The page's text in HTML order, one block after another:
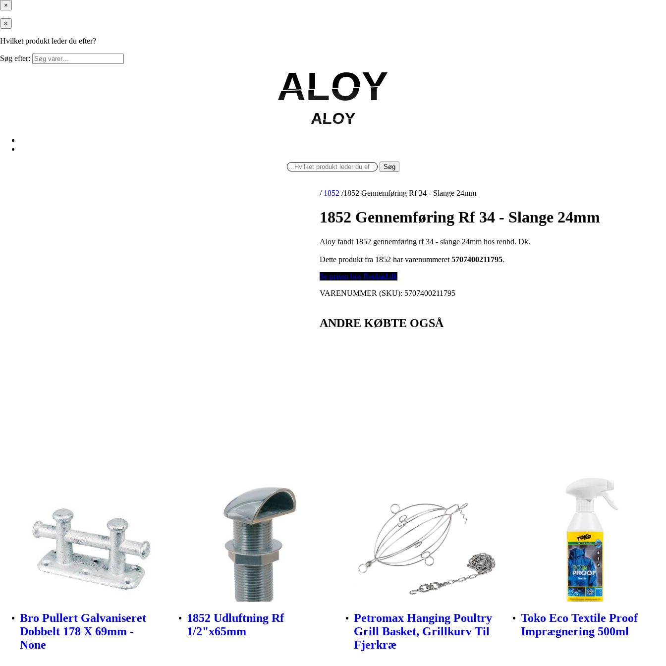
×
×
Hvilket produkt leder du efter?
Søg efter:
ALOY
ALOY
ALOY
ALOY
Søg
/ 1852 /1852 Gennemføring Rf 34 - Slange 24mm
1852 Gennemføring Rf 34 - Slange 24mm
Aloy fandt 1852 gennemføring rf 34 - slange 24mm hos renbd. Dk.
Dette produkt fra 1852 har varenummeret5707400211795.
Se prisen hos Renbåd.dk
VARENUMMER (SKU): 5707400211795
ANDRE KØBTE OGSÅ
Bro Pullert Galvaniseret
Dobbelt 178 X 69mm -
None
1852 Udluftning Rf
1/2"x65mm
Petromax Hanging Poultry
Grill Basket, Grillkurv Til
Fjerkræ
Toko Eco Textile Proof
Imprægnering 500ml